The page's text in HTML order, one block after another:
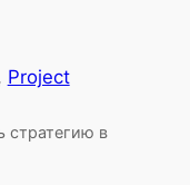
Project
стратегию в